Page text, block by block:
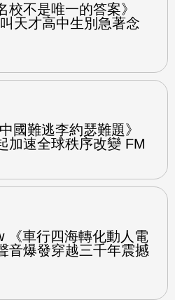
校不是唯一的答案》
天才高中生別急著念
國難逃李約瑟難題》
加速全球秩序改變 FM
《車行四海轉化動人電
音爆發穿越三千年震撼